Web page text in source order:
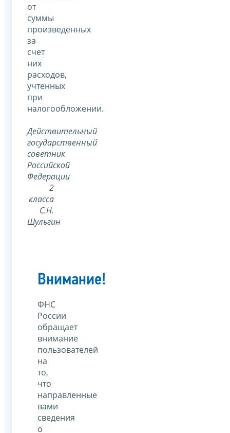
от
суммы
произведенных
за
счет
них
расходов,
учтенных
при
налогообложении.
Действительный
государственный
советник
Российской
Федерации
2
класса
С.Н.
Шульгин
Внимание!
ФНС
России
обращает
внимание
пользователей
на
то,
что
направленные
вами
сведения
о